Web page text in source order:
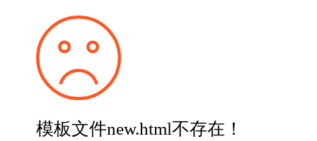
模板文件new.html不存在！